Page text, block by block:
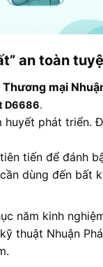
an toàn
mại
D6686.
huyết phát triển.
tiến để đánh
dùng đến bất
năm kinh
thuật Nhuận
.